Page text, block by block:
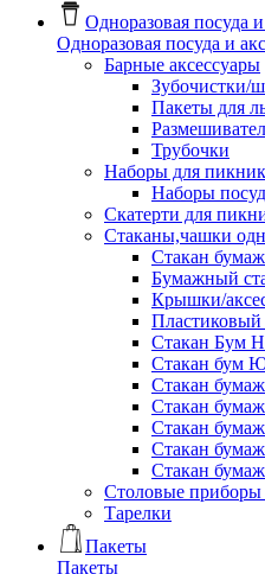
Одноразовая посуда
Одноразовая посуда и
Барные аксессуары
Зубочистки/
Пакеты для
Трубочки
Наборы для
Наборы
Скатерти для
Стаканы,чашки
Cтакан
Бумажный
Крышки/
Пластиковый
Стакан Бум
Стакан бум
Стакан
Стакан
Стакан
Стакан
Стакан
Столовые приборы
Тарелки
Пакеты
Пакеты